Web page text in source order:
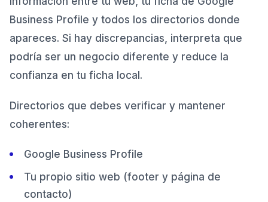
Business Profile y todos los directorios donde
apareces. Si hay discrepancias, interpreta que
podría ser un negocio diferente y reduce la
confianza en tu ficha local.
Directorios que debes verificar y mantener
coherentes:
Google Business Profile
Tu propio sitio web (footer y página de
contacto)